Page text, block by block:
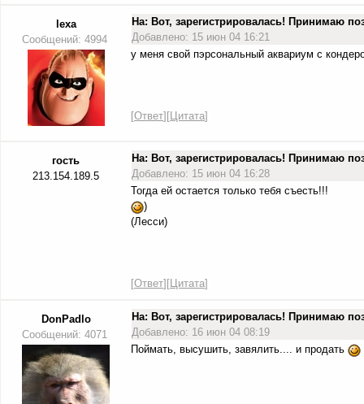
lexa
Сообщений: 4994
На: Вот, зарегистрировалась! Принимаю
Добавлено: 15 июн 04 16:21
у меня свой пэрсональный аквариум с
[Ответ][Цитата]
гость
213.154.189.5
На: Вот, зарегистрировалась! Принимаю
Добавлено: 15 июн 04 16:28
Тогда ей остается только тебя съесть!!!
)
(Лесси)
[Ответ][Цитата]
DonPadlo
Сообщений: 4071
На: Вот, зарегистрировалась! Принимаю
Добавлено: 16 июн 04 08:19
Поймать, высушить, завялить.... и продать